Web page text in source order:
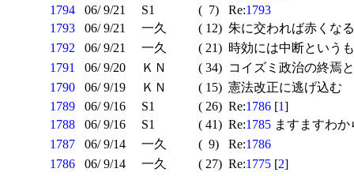
1794
06/ 9/21 S1 ( 7) Re:1793
1793
06/ 9/21 一久 ( 12) 朱に交われば赤くな
1792
06/ 9/21 一久 ( 21) 時効には中断という
1791
06/ 9/20 ＫＮ ( 34) コイズミ政治の終焉
1790
06/ 9/19 ＫＮ ( 15) 憲法改正に逃げ込む
1789
06/ 9/16 S1 ( 26) Re:1786 [1]
1788
06/ 9/16 S1 ( 41) Re:1785 ますますわか
1787
06/ 9/14 一久 ( 9) Re:1786
1786
06/ 9/14 一久 ( 27) Re:1775 [2]